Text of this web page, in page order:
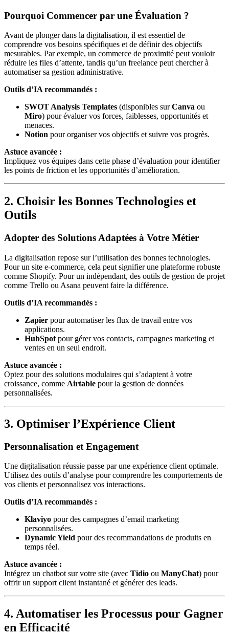
Pourquoi Commencer par une Évaluation ?
Avant de plonger dans la digitalisation, il est essentiel de
comprendre vos besoins spécifiques et de définir des objectifs
mesurables. Par exemple, un commerce de proximité peut vouloir
réduire les files d’attente, tandis qu’un freelance peut chercher à
automatiser sa gestion administrative.
Outils d’IA recommandés :
SWOT Analysis Templates (disponibles surCanva ou
Miro) pour évaluer vos forces, faiblesses, opportunités et
menaces.
Notion pour organiser vos objectifs et suivre vos progrès.
Astuce avancée :
Impliquez vos équipes dans cette phase d’évaluation pour identifier
les points de friction et les opportunités d’amélioration.
2. Choisir les Bonnes Technologies et
Outils
Adopter des Solutions Adaptées à Votre Métier
La digitalisation repose sur l’utilisation des bonnes technologies.
Pour un site e-commerce, cela peut signifier une plateforme robuste
comme Shopify. Pour un indépendant, des outils de gestion de projet
comme Trello ou Asana peuvent faire la différence.
Outils d’IA recommandés :
Zapier pour automatiser les flux de travail entre vos
applications.
HubSpot pour gérer vos contacts, campagnes marketing et
ventes en un seul endroit.
Astuce avancée :
Optez pour des solutions modulaires qui s’adaptent à votre
croissance, comme Airtable pour la gestion de données
personnalisées.
3. Optimiser l’Expérience Client
Personnalisation et Engagement
Une digitalisation réussie passe par une expérience client optimale.
Utilisez des outils d’analyse pour comprendre les comportements de
vos clients et personnalisez vos interactions.
Outils d’IA recommandés :
Klaviyo pour des campagnes d’email marketing
personnalisées.
Dynamic Yield pour des recommandations de produits en
temps réel.
Astuce avancée :
Intégrez un chatbot sur votre site (avec Tidio ou ManyChat) pour
offrir un support client instantané et générer des leads.
4. Automatiser les Processus pour Gagner
en Efficacité